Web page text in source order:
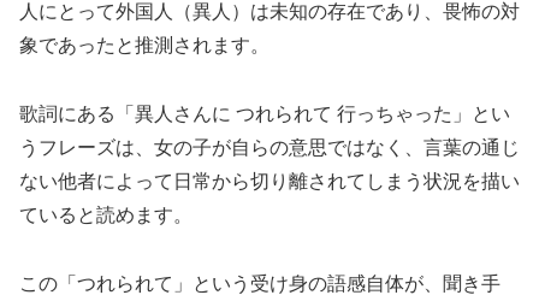
人にとって外国人（異人）は未知の存在であり、畏怖の対
象であったと推測されます。
歌詞にある「異人さんに つれられて 行っちゃった」とい
うフレーズは、女の子が自らの意思ではなく、言葉の通じ
ない他者によって日常から切り離されてしまう状況を描い
ていると読めます。
この「つれられて」という受け身の語感自体が、聞き手